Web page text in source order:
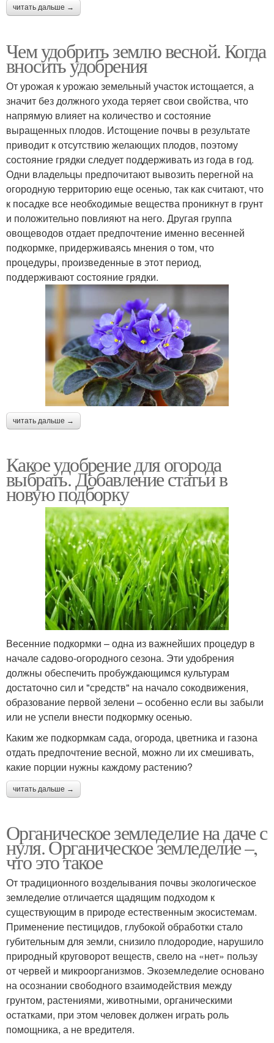
Удобрения с
микроэлементами
Долгоиграющие
удобрения
Подобные удобрения
Гранулированное
удобрение
Удобрение для цветов
Удобрения для
комнатных цветов
Гранулированные
удобрения
Комплексное удобрение
Весенние удобрения
читать дальше →
Чем удобрить землю весной. Когда
вносить удобрения
От урожая к урожаю земельный участок истощается, а
значит без должного ухода теряет свои свойства, что
напрямую влияет на количество и состояние
выращенных плодов. Истощение почвы в результате
приводит к отсутствию желающих плодов, поэтому
состояние грядки следует поддерживать из года в год.
Одни владельцы предпочитают вывозить перегной на
огородную территорию еще осенью, так как считают, что
к посадке все необходимые вещества проникнут в грунт
и положительно повлияют на него. Другая группа
овощеводов отдает предпочтение именно весенней
подкормке, придерживаясь мнения о том, что
процедуры, произведенные в этот период,
поддерживают состояние грядки.
читать дальше →
Какое удобрение для огорода
выбрать. Добавление статьи в
новую подборку
Весенние подкормки – одна из важнейших процедур в
начале садово-огородного сезона. Эти удобрения
должны обеспечить пробуждающимся культурам
достаточно сил и "средств" на начало сокодвижения,
образование первой зелени – особенно если вы забыли
или не успели внести подкормку осенью.
Каким же подкормкам сада, огорода, цветника и газона
отдать предпочтение весной, можно ли их смешивать,
какие порции нужны каждому растению?
читать дальше →
Органическое земледелие на даче с
нуля. Органическое земледелие –,
что это такое
От традиционного возделывания почвы экологическое
земледелие отличается щадящим подходом к
существующим в природе естественным экосистемам.
Применение пестицидов, глубокой обработки стало
губительным для земли, снизило плодородие, нарушило
природный круговорот веществ, свело на «нет» пользу
от червей и микроорганизмов. Экоземледелие основано
на осознании свободного взаимодействия между
грунтом, растениями, животными, органическими
остатками, при этом человек должен играть роль
помощника, а не вредителя.